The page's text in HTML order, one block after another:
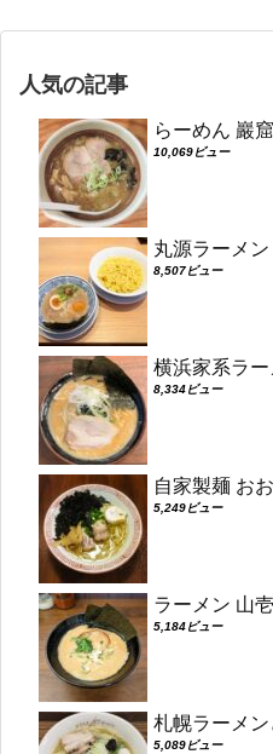
人気の記事
らーめん 巖
10,069ビュー
丸源ラーメ
8,507ビュー
横浜家系ラ
8,334ビュー
自家製麺 お
5,249ビュー
ラーメン 山
5,184ビュー
札幌ラーメ
5,089ビュー